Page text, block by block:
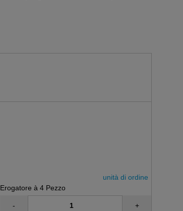
unità di ordine
Erogatore à 4 Pezzo
- +